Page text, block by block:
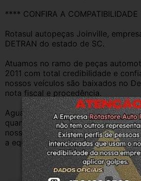
**** CONFIRA A
Rotasul autopeças Joinville,
DETRAN do estado de SC.
Atuamos no ramo de peças
2011 com total credibilidade e
nossos veículos são baixados no
nota fiscal e procedência.
Aguardamos sua pergunta ou
quanto antes. Aceitamos retirada
nossa loja física também, basta
a equipe Rotasul e tiramos suas